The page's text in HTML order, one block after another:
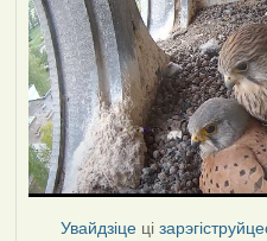
Увайдзіце ці